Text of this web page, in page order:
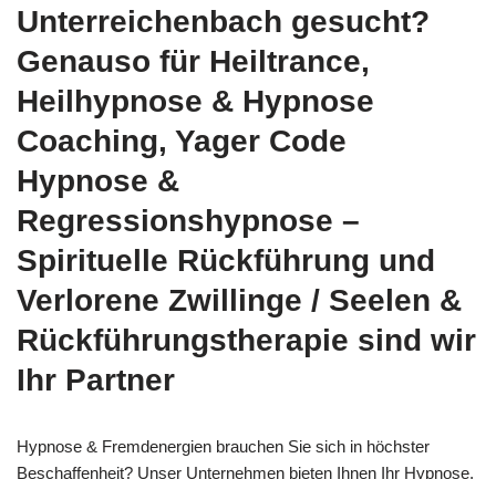
Unterreichenbach gesucht?
Genauso für Heiltrance,
Heilhypnose & Hypnose
Coaching, Yager Code
Hypnose &
Regressionshypnose –
Spirituelle Rückführung und
Verlorene Zwillinge / Seelen &
Rückführungstherapie sind wir
Ihr Partner
Hypnose & Fremdenergien brauchen Sie sich in höchster
Beschaffenheit? Unser Unternehmen bieten Ihnen Ihr Hypnose,